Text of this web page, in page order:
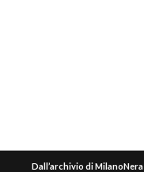
Dall’archivio di MilanoNera